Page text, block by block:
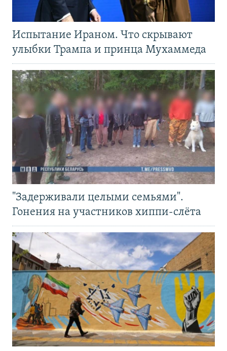
Испытание Ираном. Что скрывают
улыбки Трампа и принца Мухаммеда
"Задерживали целыми семьями".
Гонения на участников хиппи-слёта